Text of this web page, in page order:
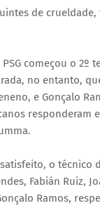
de
começou o
no entanto,
e Gonçalo
responderam
o técnico
Fabián Ruiz,
Ramos,